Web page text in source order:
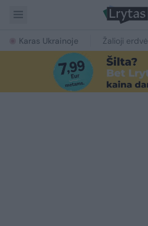
Karas Ukrainoje Žalioji erdvė